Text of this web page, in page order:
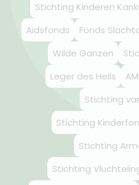
Stichting Kinderen
Aidsfonds
Fonds
Wilde Ganzen
Leger des Heils
Stichting
Stichting
Stichting
Stichting